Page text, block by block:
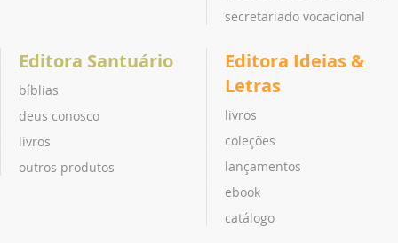
secretariado vocacional
Editora Santuário
bíblias
deus conosco
livros
outros produtos
Editora Ideias &
Letras
livros
coleções
lançamentos
ebook
catálogo